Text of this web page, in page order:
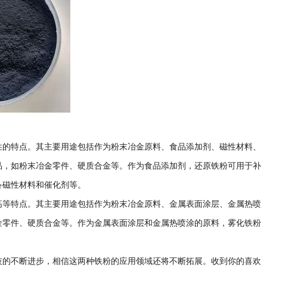
特点。其主要用途包括作为粉末冶金原料、食品添加剂、磁性材料、
如粉末冶金零件、硬质合金等。作为食品添加剂，还原铁粉可用于补
性材料和催化剂等。
特点。其主要用途包括作为粉末冶金原料、金属表面涂层、金属热喷
件、硬质合金等。作为金属表面涂层和金属热喷涂的原料，雾化铁粉
不断进步，相信这两种铁粉的应用领域还将不断拓展。收到你的喜欢